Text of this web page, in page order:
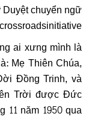
Duyệt chuyển ngữ
crossroadsinitiative
ai xưng mình là
Mẹ Thiên Chúa,
Đồng Trinh, và
Trời được Đức
11 năm 1950 qua